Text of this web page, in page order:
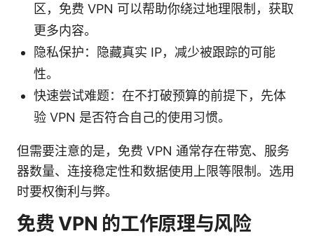
区，免费 VPN 可以帮助你绕过地理限制，获取
更多内容。
隐私保护：隐藏真实 IP，减少被跟踪的可能
性。
快速尝试难题：在不打破预算的前提下，先体
验 VPN 是否符合自己的使用习惯。
但需要注意的是，免费 VPN 通常存在带宽、服务
器数量、连接稳定性和数据使用上限等限制。选用
时要权衡利与弊。
免费 VPN 的工作原理与风险